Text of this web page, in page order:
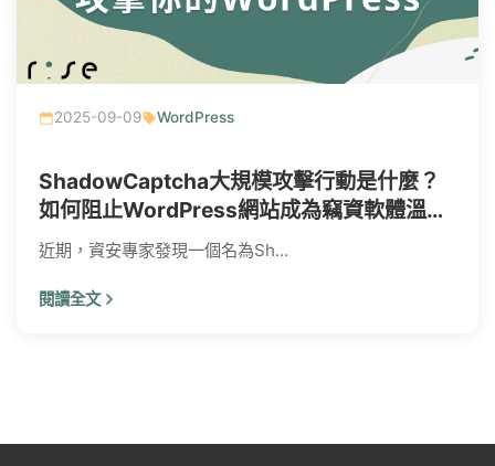
2025-09-09 WordPress
ShadowCaptcha大規模攻擊行動是什麼？
如何阻止WordPress網站成為竊資軟體溫
床？
近期，資安專家發現一個名為Sh...
閱讀全文